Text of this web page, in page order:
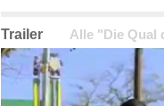
Trailer Alle "Die Qual